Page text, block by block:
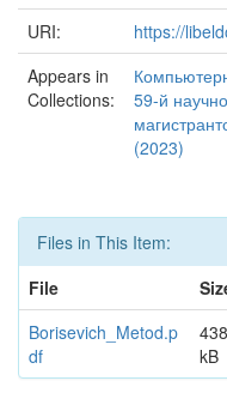
URI:
https://
Appears in
Collections:
59-й
(2023)
Files in This Item:
File
Borisevich_Metod.p
df
kB